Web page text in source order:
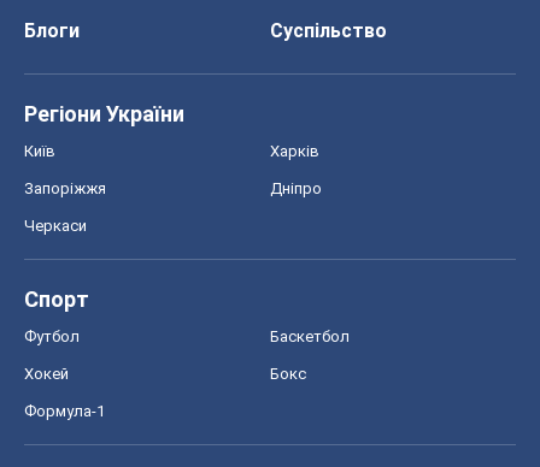
Блоги
Суспільство
Регіони України
Київ Харків
Запоріжжя Дніпро
Черкаси
Спорт
Футбол Баскетбол
Хокей Бокс
Формула-1